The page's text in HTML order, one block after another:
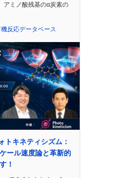
アミノ酸残基のα炭素の
反応データベース
トキネティシズム：
ール速度論と革新的
！